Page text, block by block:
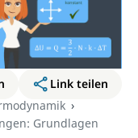
Link teilen
Grundlagen